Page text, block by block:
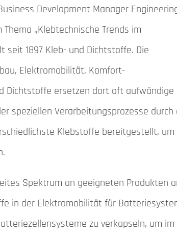
Development Manager
„Klebtechnische Trends im
seit 1897 Kleb- und Dichtstoffe. Die
Elektromobilität, Komfort-
Dichtstoffe ersetzen dort oft aufwändige
speziellen Verarbeitungsprozesse durch
Klebstoffe bereitgestellt,
Spektrum an geeigneten Produkten
in der Elektromobilität für
zu verkapseln, um im